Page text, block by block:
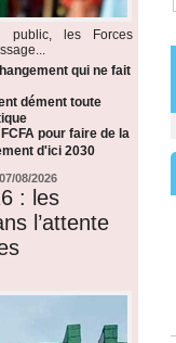
public, les Forces
qui ne fait
dément toute
pour faire de la
d'ici 2030
07/08/2026
: les
l’attente